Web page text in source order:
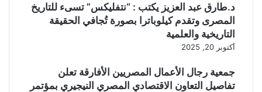
د.طارق عبد العزيز يكتب : “نتفليكس” تسىء للتاريخ
المصرى وتقدم كيلوباترا بصورة تُجافي الحقيقة
التاريخية والعلمية
أكتوبر 20, 2025
جمعية رجال الأعمال المصريين الأفارقة تعلن
تفاصيل التعاون الاقتصادي المصري النيجيري بمؤتمر